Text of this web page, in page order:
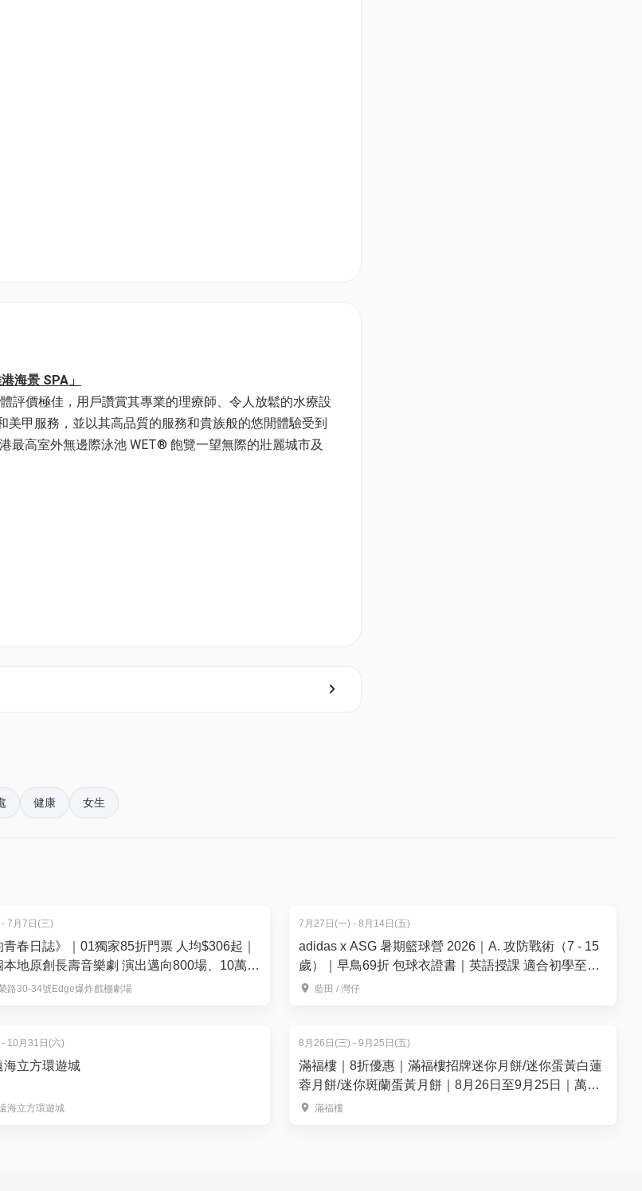
海景 SPA」
評價極佳，用戶讚賞其專業的理療師、令人放鬆的水療設
甲服務，並以其高品質的服務和貴族般的悠閒體驗受到
最高室外無邊際泳池 WET® 飽覽一望無際的壯麗城市及
心(當天適用)
心(當天適用)
薰蒸氣房等
下午茶 | 任何日子時段適用
健康 女生
7月7日(三)
青春日誌》｜01獨家85折門票 人均$306起｜
本地原創長壽音樂劇 演出邁向800場、10萬觀
爆炸戲棚劇場
路30-34號Edge爆炸戲棚劇場
7月27日(一) - 8月14日(五)
adidas x ASG 暑期籃球營 2026｜A. 攻防戰術（7 - 15
歲）｜早鳥69折 包球衣證書｜英語授課 適合初學至6
個月籃球經驗的學員｜藍⽥、灣仔【用推廣碼減高達
藍田 / 灣仔
10月31日(六)
海立方環遊城
海立方環遊城
8月26日(三) - 9月25日(五)
滿福樓｜8折優惠｜滿福樓招牌迷你月餅/迷你蛋黃白蓮
蓉月餅/迷你斑蘭蛋黃月餅｜8月26日至9月25日｜萬麗
海景酒店滿福樓
滿福樓